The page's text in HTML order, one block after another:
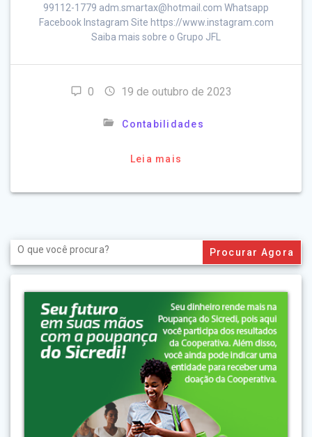
99112-1779 adm.smartax@hotmail.com Whatsapp
Facebook Instagram Site https://www.instagram.com
Saiba mais sobre o Grupo JFL
0 19 de outubro de 2023
Contabilidades
Leia mais
Search
for: